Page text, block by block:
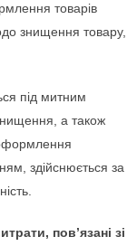
товарів
знищення товару,
під митним
а також
здійснюється за
пов’язані зі